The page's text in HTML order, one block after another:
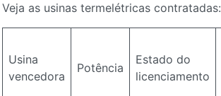
Veja as usinas termelétricas contratadas:
Usina
vencedora
Potência
Estado do
licenciamento